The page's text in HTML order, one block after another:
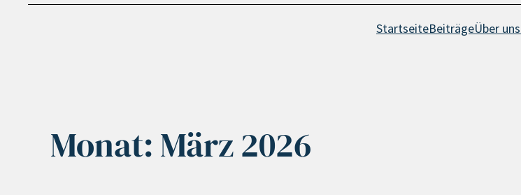
StartseiteBeiträgeÜber uns
Monat:März 2026